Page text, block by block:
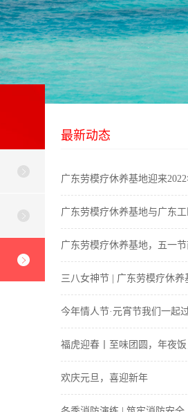
最新动态
广东劳模疗休养基地迎来
广东劳模疗休养基地与广东
广东劳模疗休养基地，五一
三八女神节 | 广东劳模疗休养
今年情人节·元宵节我们一起
福虎迎春丨至味团圆，年夜饭
欢庆元旦，喜迎新年